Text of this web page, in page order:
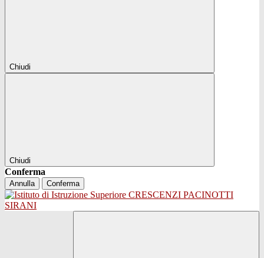
Chiudi
Chiudi
Conferma
Annulla Conferma